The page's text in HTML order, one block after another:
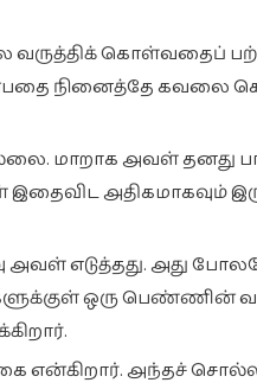
கொள்வதைப்
நினைத்தே கவலை
மாறாக அவள்
அதிகமாகவும்
அவள் எடுத்தது. அது
ஒரு பெண்ணின்
அந்தச்